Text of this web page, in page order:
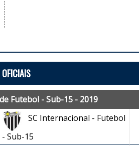
Futebol - Sub-15 - 2019
SC Internacional - Futebol
- Sub-15